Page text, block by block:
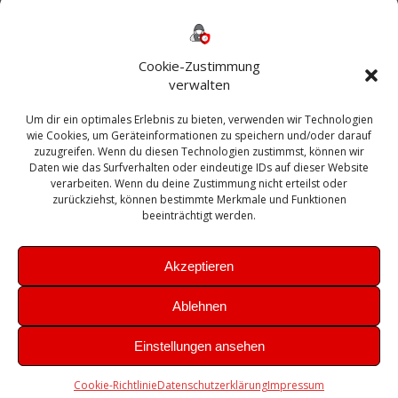
Cookie-Zustimmung
verwalten
Um dir ein optimales Erlebnis zu bieten, verwenden wir Technologien
wie Cookies, um Geräteinformationen zu speichern und/oder darauf
zuzugreifen. Wenn du diesen Technologien zustimmst, können wir
Daten wie das Surfverhalten oder eindeutige IDs auf dieser Website
verarbeiten. Wenn du deine Zustimmung nicht erteilst oder
zurückziehst, können bestimmte Merkmale und Funktionen
beeinträchtigt werden.
Akzeptieren
Ablehnen
Einstellungen ansehen
Cookie-RichtlinieDatenschutzerklärungImpressum
Bautagebuch
Exchange firewall Fritzbox
Microsoft
Sanierung SBS Security Server Sicherheit
Sicherung SIEM Sophos SSL Ubuntu
Update Upgrade UTM VCenter VCSA Veeam
VMWare VPN WAZUH Windows
Zertifikat
Theme